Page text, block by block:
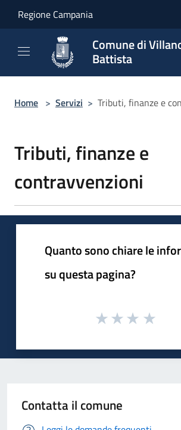
Regione Campania
Comune di
Battista
Home > Servizi > Tributi, finanze e
Tributi, finanze e
contravvenzioni
Quanto sono chiare le
su questa pagina?
Contatta il comune